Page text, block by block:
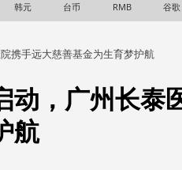
韩元 台币 RMB 谷歌
携手远大慈善基金为生育梦护航​
动，广州长泰
航​